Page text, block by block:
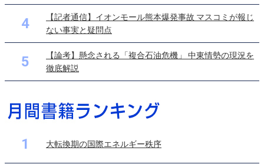
4
【記者通信】イオンモール熊本爆発事故 マスコミが報じ
ない事実と疑問点
5
【論考】懸念される「複合石油危機」 中東情勢の現況を
徹底解説
1 大転換期の国際エネルギー秩序